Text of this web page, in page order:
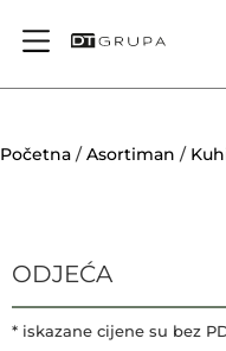
Početna /Asortiman /
ODJEĆA
* iskazane cijene su bez